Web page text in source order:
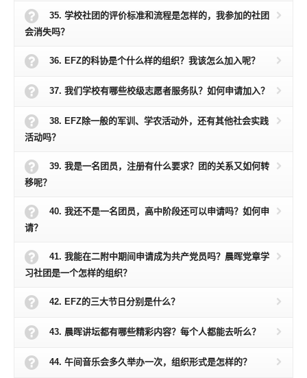
35. 学校社团的评价标准和流程是怎样的，我参加的社团
会消失吗？
36. EFZ的科协是个什么样的组织？我该怎么加入呢？
37. 我们学校有哪些校级志愿者服务队？如何申请加入？
38. EFZ除一般的军训、学农活动外，还有其他社会实践
活动吗？
39. 我是一名团员，注册有什么要求？团的关系又如何转
移呢？
40. 我还不是一名团员，高中阶段还可以申请吗？如何申
请？
41. 我能在二附中期间申请成为共产党员吗？晨晖党章学
习社团是一个怎样的组织？
42. EFZ的三大节日分别是什么？
43. 晨晖讲坛都有哪些精彩内容？每个人都能去听么？
44. 午间音乐会多久举办一次，组织形式是怎样的？